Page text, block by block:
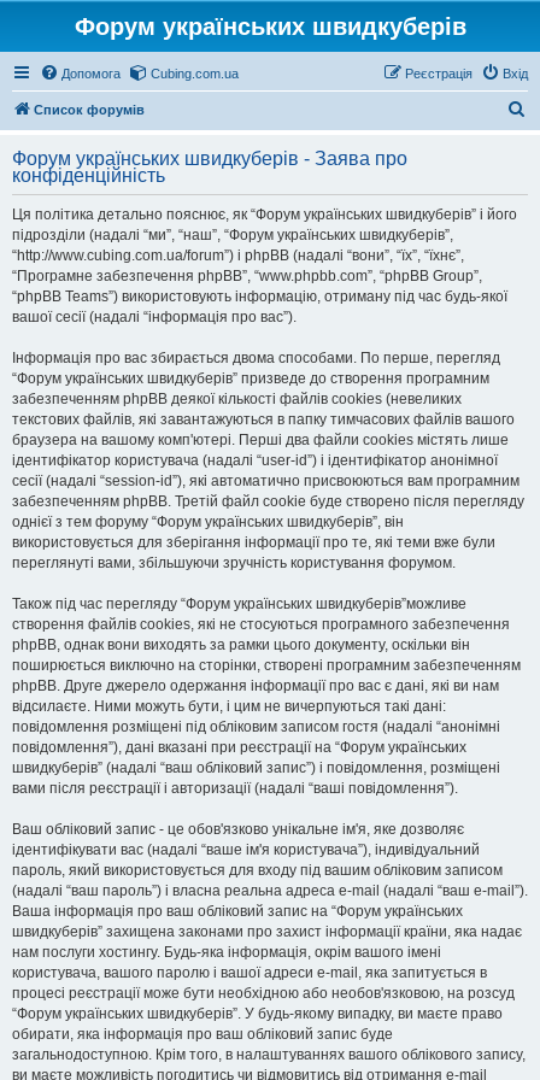
Форум українських швидкуберів
Допомога Cubing.com.ua Вхід
Реєстрація
Список форумів
у
Форум українських швидкуберів - Заява про
конфіденційність
Ця політика детально пояснює, як “Форум українських швидкуберів” і його
підрозділи (надалі “ми”, “наш”, “Форум українських швидкуберів”,
“http://www.cubing.com.ua/forum”) і phpBB (надалі “вони”, “їх”, “їхнє”,
“Програмне забезпечення phpBB”, “www.phpbb.com”, “phpBB Group”,
“phpBB Teams”) використовують інформацію, отриману під час будь-якої
вашої сесії (надалі “інформація про вас”).
Інформація про вас збирається двома способами. По перше, перегляд
“Форум українських швидкуберів” призведе до створення програмним
забезпеченням phpBB деякої кількості файлів cookies (невеликих
текстових файлів, які завантажуються в папку тимчасових файлів вашого
браузера на вашому комп'ютері. Перші два файли cookies містять лише
ідентифікатор користувача (надалі “user-id”) і ідентифікатор анонімної
сесії (надалі “session-id”), які автоматично присвоюються вам програмним
забезпеченням phpBB. Третій файл cookie буде створено після перегляду
однієї з тем форуму “Форум українських швидкуберів”, він
використовується для зберігання інформації про те, які теми вже були
переглянуті вами, збільшуючи зручність користування форумом.
Також під час перегляду “Форум українських швидкуберів”можливе
створення файлів cookies, які не стосуються програмного забезпечення
phpBB, однак вони виходять за рамки цього документу, оскільки він
поширюється виключно на сторінки, створені програмним забезпеченням
phpBB. Друге джерело одержання інформації про вас є дані, які ви нам
відсилаєте. Ними можуть бути, і цим не вичерпуються такі дані:
повідомлення розміщені під обліковим записом гостя (надалі “анонімні
повідомлення”), дані вказані при реєстрації на “Форум українських
швидкуберів” (надалі “ваш обліковий запис”) і повідомлення, розміщені
вами після реєстрації і авторизації (надалі “ваші повідомлення”).
Ваш обліковий запис - це обов'язково унікальне ім'я, яке дозволяє
ідентифікувати вас (надалі “ваше ім'я користувача”), індивідуальний
пароль, який використовується для входу під вашим обліковим записом
(надалі “ваш пароль”) і власна реальна адреса e-mail (надалі “ваш e-mail”).
Ваша інформація про ваш обліковий запис на “Форум українських
швидкуберів” захищена законами про захист інформації країни, яка надає
нам послуги хостингу. Будь-яка інформація, окрім вашого імені
користувача, вашого паролю і вашої адреси e-mail, яка запитується в
процесі реєстрації може бути необхідною або необов'язковою, на розсуд
“Форум українських швидкуберів”. У будь-якому випадку, ви маєте право
обирати, яка інформація про ваш обліковий запис буде
загальнодоступною. Крім того, в налаштуваннях вашого облікового запису,
ви маєте можливість погодитись чи відмовитись від отримання e-mail